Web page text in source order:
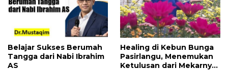
Belajar Sukses Berumah
Tangga dari Nabi Ibrahim
AS
Healing di Kebun Bunga
Pasirlangu, Menemukan
Ketulusan dari Mekarnya